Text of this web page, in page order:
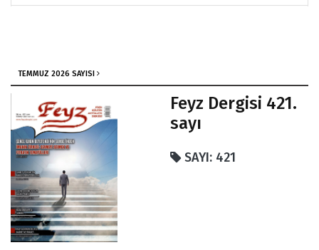
Ramazan Ayı Şereflidir/ İmamı Rabbani
İnsan Olma İmtiyazı ve Duygu Anaforunda İnsan
Oruç ve İnsan
Gaflet / Erhan Şengönül
Efendimize Salavat Getirmenin Faydaları
Günahları Yakan Ay Ramazan
207. Sayı / Feyz'den
TEMMUZ 2026 SAYISI
Feyz Dergisi 421.
sayı
SAYI: 421